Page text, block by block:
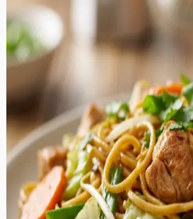
Kana Chow Mein
Kana Chow Mein on Hiina
sügavaid umami maitseid,
täiuslikult praetud nuudleid.
pakkuma autentset "takeout"
koduköögis, kuid märksa
moel. Roog on eriline tänu
kastmele, mis ühendab
sojakastme umami,
õrna magususe.
vokkpannil, mis teeb sellest
maitsvaks õhtusöögiks.